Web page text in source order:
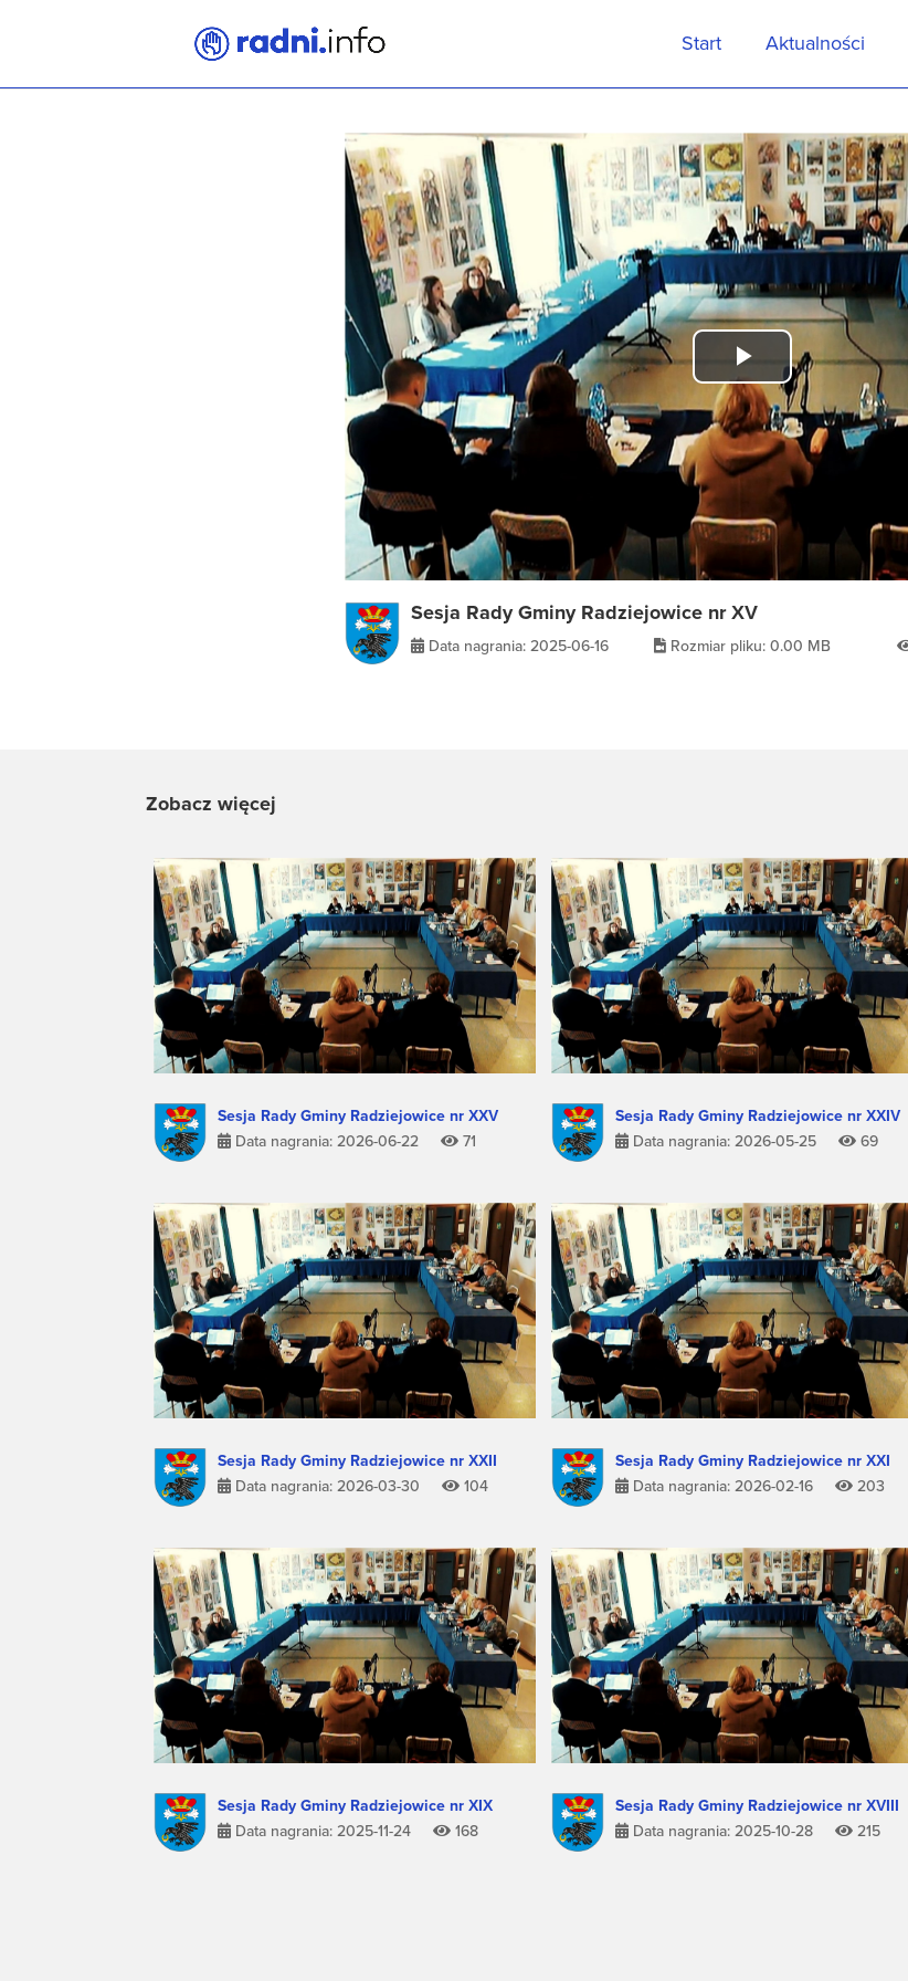
Start Aktualności
Play
Video
Sesja Rady Gminy Radziejowice nr XV
Data nagrania: 2025-06-16 Rozmiar pliku: 0.00 MB
Zobacz więcej
Sesja Rady Gminy Radziejowice nr XXV
Data nagrania: 2026-06-22
71
Sesja Rady Gminy Radziejowice nr XXIV
Data nagrania: 2026-05-25
69
Sesja Rady Gminy Radziejowice nr XXII
Data nagrania: 2026-03-30
104
Sesja Rady Gminy Radziejowice nr XXI
Data nagrania: 2026-02-16
203
Sesja Rady Gminy Radziejowice nr XIX
Data nagrania: 2025-11-24
168
Sesja Rady Gminy Radziejowice nr XVIII
Data nagrania: 2025-10-28
215